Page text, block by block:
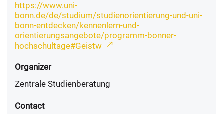
https://www.uni-
bonn.de/de/studium/studienorientierung-und-uni-
bonn-entdecken/kennenlern-und-
orientierungsangebote/programm-bonner-
hochschultage#Geistw
Organizer
Zentrale Studienberatung
Contact